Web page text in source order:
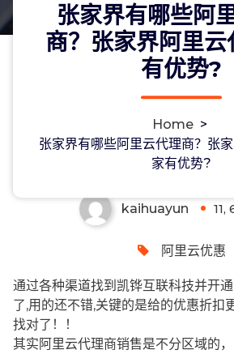
张家界有哪些阿
商？张家界阿里云
有优势?
Home >
张家界有哪些阿里云代理商？张
家有优势?
里云代理哪家有优势?
kaihuayun 11,
阿里云优惠
通过各种渠道找到凯铧互联科技并开
了,用的还不错,关键的是给的优惠折扣
找对了！！
其实阿里云代理商销售是不分区域的